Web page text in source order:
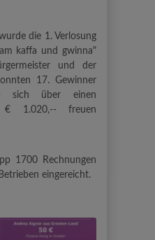
die 1. Verlosung
kaffa und gwinna"
und der
17. Gewinner
sich über einen
€ 1.020,-- freuen
1700 Rechnungen
eingereicht.